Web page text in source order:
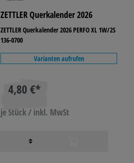
ZETTLER Querkalender 2026
ZETTLER Querkalender 2026 PERFO XL 1W/2S
136-0700
Varianten aufrufen
4,80 €*
je Stück / inkl. MwSt